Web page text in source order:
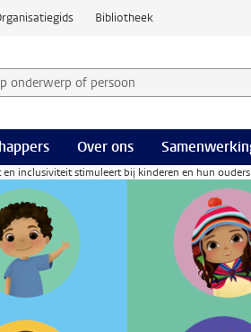
Bibliotheek
onderwerp of persoon en
Over ons
inclusiviteit stimuleert bij kinderen en hun ouders